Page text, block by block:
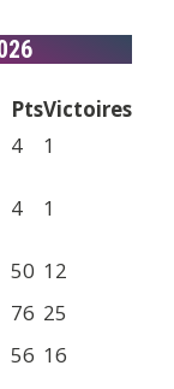
PtsVictoires
4 1
4 1
50 12
76 25
56 16